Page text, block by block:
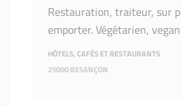
Restauration, traiteur, sur
emporter. Végétarien,
HÔTELS, CAFÉS ET RESTAURANTS
25000 BESANÇON